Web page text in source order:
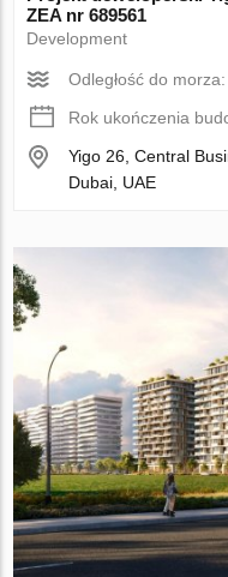
ZEA nr 689561
Development
Odległość do
Rok ukończenia
Yigo 26, Central
Dubai, UAE